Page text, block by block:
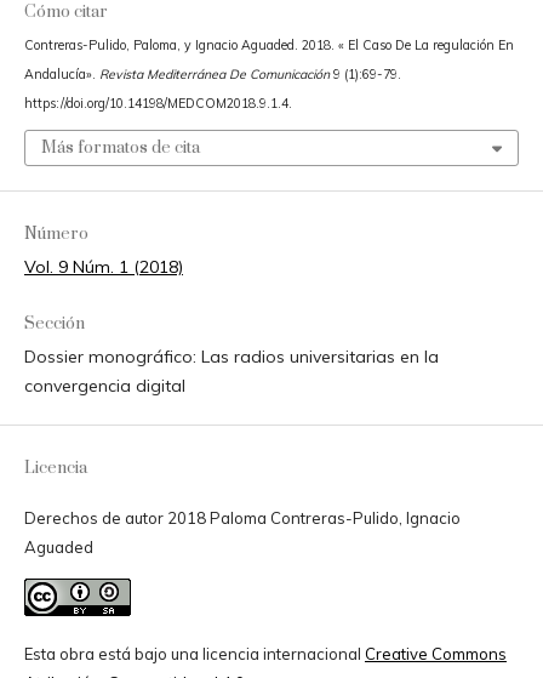
Cómo citar
Contreras-Pulido, Paloma, y Ignacio Aguaded. 2018. « El Caso De La regulación En
Andalucía». Revista Mediterránea De Comunicación9 (1):69-79.
https://doi.org/10.14198/MEDCOM2018.9.1.4.
Más formatos de cita
Número
Vol. 9 Núm. 1 (2018)
Sección
Dossier monográfico: Las radios universitarias en la
convergencia digital
Licencia
Derechos de autor 2018 Paloma Contreras-Pulido, Ignacio
Aguaded
Esta obra está bajo una licencia internacional Creative Commons